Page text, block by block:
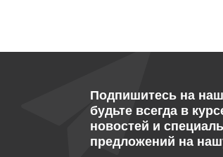
Подпишитесь на
будьте всегда в
новостей и
предложений на